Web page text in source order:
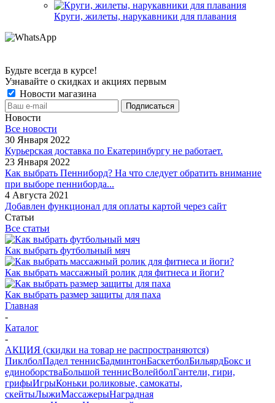
Круги, жилеты, нарукавники для плавания
Будьте всегда в курсе!
Узнавайте о скидках и акциях первым
Новости магазина
Новости
Все новости
30 Января 2022
Курьерская доставка по Екатеринбургу не работает.
23 Января 2022
Как выбрать Пенниборд? На что следует обратить внимание
при выборе пенниборда...
4 Августа 2021
Добавлен функционал для оплаты картой через сайт
Статьи
Все статьи
Как выбрать футбольный мяч
Как выбрать массажный ролик для фитнеса и йоги?
Как выбрать размер защиты для паха
Главная
-
Каталог
-
АКЦИЯ (скидки на товар не распространяются)
ПиклболПадел теннисБадминтонБаскетболБильярдБокс и
единоборстваБольшой теннисВолейболГантели, гири,
грифыИгрыКоньки роликовые, самокаты,
скейтыЛыжиМассажерыНаградная